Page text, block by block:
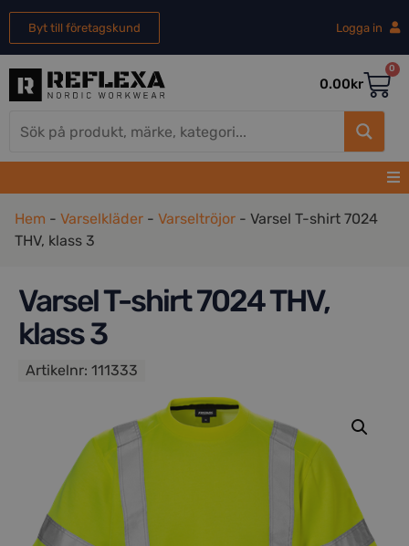
Byt till företagskund Logga in
0.00kr
0
Hem - Varselkläder - Varseltröjor - Varsel T-shirt 7024
THV, klass 3
Varsel T-shirt 7024 THV,
klass 3
Artikelnr: 111333